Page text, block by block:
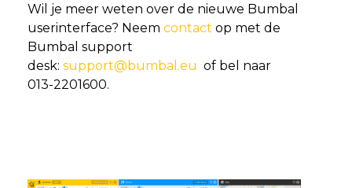
Wil je meer weten over de nieuwe Bumbal
userinterface? Neem contact op met de
Bumbal support
desk: support@bumbal.eu of bel naar
013-2201600.